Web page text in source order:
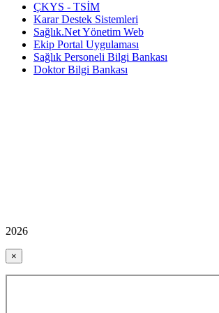
ÇKYS - TSİM
Karar Destek Sistemleri
Sağlık.Net Yönetim Web
Ekip Portal Uygulaması
Sağlık Personeli Bilgi Bankası
Doktor Bilgi Bankası
2026
×